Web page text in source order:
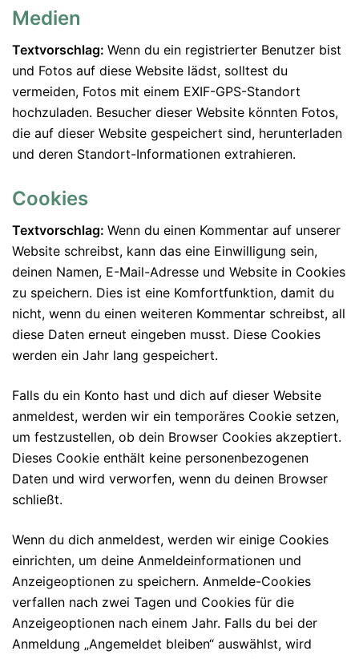
Medien
Textvorschlag: Wenn du ein registrierter Benutzer bist
und Fotos auf diese Website lädst, solltest du
vermeiden, Fotos mit einem EXIF-GPS-Standort
hochzuladen. Besucher dieser Website könnten Fotos,
die auf dieser Website gespeichert sind, herunterladen
und deren Standort-Informationen extrahieren.
Cookies
Textvorschlag: Wenn du einen Kommentar auf unserer
Website schreibst, kann das eine Einwilligung sein,
deinen Namen, E-Mail-Adresse und Website in Cookies
zu speichern. Dies ist eine Komfortfunktion, damit du
nicht, wenn du einen weiteren Kommentar schreibst, all
diese Daten erneut eingeben musst. Diese Cookies
werden ein Jahr lang gespeichert.
Falls du ein Konto hast und dich auf dieser Website
anmeldest, werden wir ein temporäres Cookie setzen,
um festzustellen, ob dein Browser Cookies akzeptiert.
Dieses Cookie enthält keine personenbezogenen
Daten und wird verworfen, wenn du deinen Browser
schließt.
Wenn du dich anmeldest, werden wir einige Cookies
einrichten, um deine Anmeldeinformationen und
Anzeigeoptionen zu speichern. Anmelde-Cookies
verfallen nach zwei Tagen und Cookies für die
Anzeigeoptionen nach einem Jahr. Falls du bei der
Anmeldung „Angemeldet bleiben“ auswählst, wird